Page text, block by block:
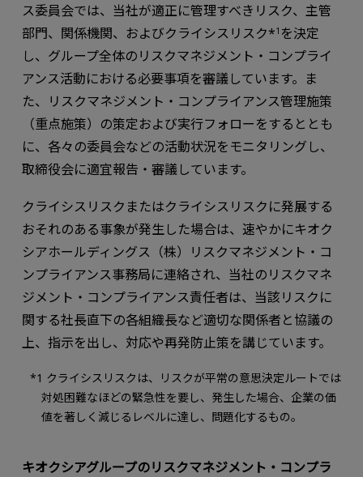
ス委員会では、当社が適正に管理すべきリスク、主管
部門、関係機関、およびクライシスリスク*1 を決定
し、グループ全体のリスクマネジメント・コンプライ
アンス活動における必要事項を審議しています。ま
た、リスクマネジメント・コンプライアンス管理施策
（重点施策）の策定および実行フォローをするととも
に、各々の委員会などの活動状況をモニタリングし、
取締役会に適宜報告・審議しています。
クライシスリスクまたはクライシスリスクに発展する
おそれのある事象が発生した場合は、速やかにキオク
シアホールディングス（株）リスクマネジメント・コ
ンプライアンス事務局に連絡され、当社のリスクマネ
ジメント・コンプライアンス責任者は、当該リスクに
関する社長直下の各組織長など適切な関係者と協議の
上、指示を出し、対応や再発防止策を講じています。
*1 クライシスリスクは、リスクが平常の意思決定ルートでは
対処困難なほどの緊急性を要し、発生した場合、企業の価
値を著しく減じるレベルに達し、問題化するもの。
キオクシアグループのリスクマネジメント・コンプラ